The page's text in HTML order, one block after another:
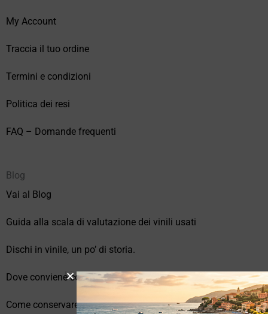
My Account
Traccia il tuo ordine
Termini e condizioni
Politica dei resi
FAQ – Domande frequenti
Blog
Vai al Blog
Guida alla scala di valutazione dei vinili usati
Dischi in vinile, un po’ di storia.
Dove conviene comprare vinili online?
Come conservare correttamente i vinili usati